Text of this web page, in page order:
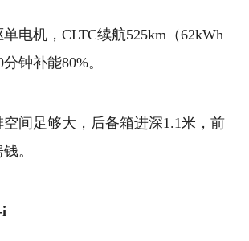
电机，CLTC续航525km（62kWh
钟补能80%。
间足够大，后备箱进深1.1米，前
。
i